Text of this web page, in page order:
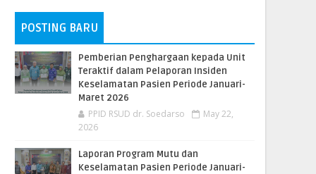
POSTING BARU
Pemberian Penghargaan kepada Unit
Teraktif dalam Pelaporan Insiden
Keselamatan Pasien Periode Januari-
Maret 2026
PPID RSUD dr. Soedarso
May 22,
2026
Laporan Program Mutu dan
Keselamatan Pasien Periode Januari-